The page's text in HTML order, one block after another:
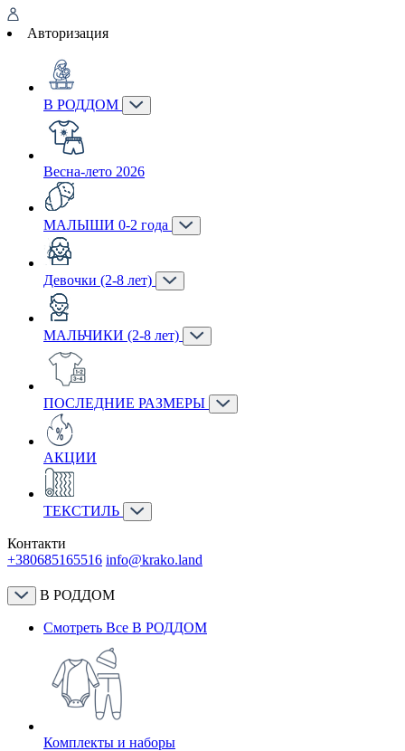
Авторизация
В РОДДОМ
Весна-лето 2026
МАЛЫШИ 0-2 года
Девочки (2-8 лет)
МАЛЬЧИКИ (2-8 лет)
ПОСЛЕДНИЕ РАЗМЕРЫ
АКЦИИ
ТЕКСТИЛЬ
Контакти
+380685165516 info@krako.land
В РОДДОМ
Смотреть Все В РОДДОМ
Комплекты и наборы